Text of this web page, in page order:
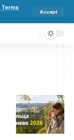
Terms
Accept